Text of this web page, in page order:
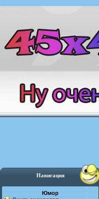
Навигация
Юмор